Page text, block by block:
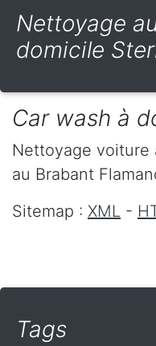
Nettoyage
domicile
Car wash à
Nettoyage voiture
au Brabant
Sitemap : XML -
Tags